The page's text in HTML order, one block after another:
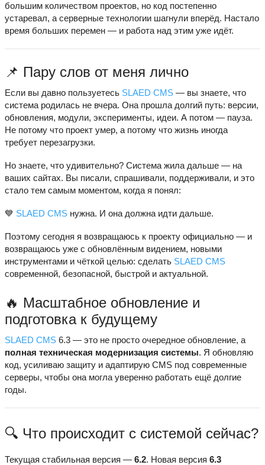
большим количеством проектов, но код постепенно
устаревал, а серверные технологии шагнули вперёд. Настало
время больших перемен — и работа над этим уже идёт.
📌 Пару слов от меня лично
Если вы давно пользуетесь SLAED CMS — вы знаете, что
система родилась не вчера. Она прошла долгий путь: версии,
обновления, модули, эксперименты, идеи. А потом — пауза.
Не потому что проект умер, а потому что жизнь иногда
требует перезагрузки.
Но знаете, что удивительно? Система жила дальше — на
ваших сайтах. Вы писали, спрашивали, поддерживали, и это
стало тем самым моментом, когда я понял:
💙 SLAED CMS нужна. И она должна идти дальше.
Поэтому сегодня я возвращаюсь к проекту официально — и
возвращаюсь уже с обновлённым видением, новыми
инструментами и чёткой целью: сделать SLAED CMS
современной, безопасной, быстрой и актуальной.
🔥 Масштабное обновление и
подготовка к будущему
SLAED CMS 6.3 — это не просто очередное обновление, а
полная техническая модернизация системы. Я обновляю
код, усиливаю защиту и адаптирую CMS под современные
серверы, чтобы она могла уверенно работать ещё долгие
годы.
🔍 Что происходит с системой сейчас?
Текущая стабильная версия — 6.2. Новая версия 6.3